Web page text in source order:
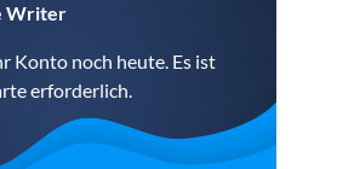
Writer
Konto noch heute. Es ist
erforderlich.